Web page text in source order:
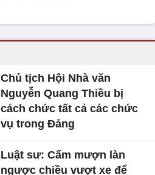
Chủ tịch Hội Nhà văn
Nguyễn Quang Thiều bị
cách chức tất cả các chức
vụ trong Đảng
Luật sư: Cấm mượn làn
ngược chiều vượt xe để